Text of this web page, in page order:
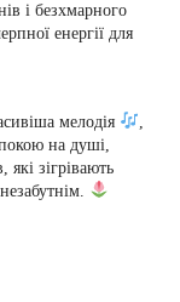
і безхмарного
енергії для
мелодія
,
на душі,
які зігрівають